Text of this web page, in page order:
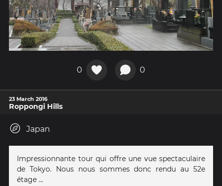
0 0
23 March 2016
Roppongi Hills
Japan
Impressionnante tour qui offre une vue spectaculaire
de Tokyo. Nous nous sommes donc rendu au 52e
étage ...